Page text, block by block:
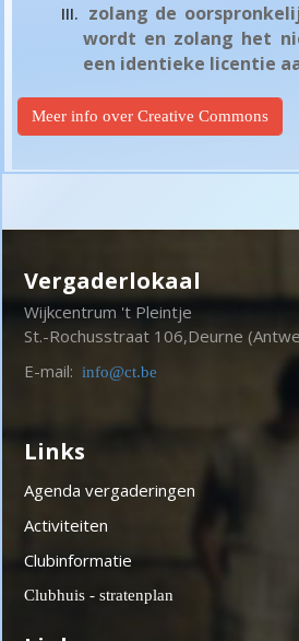
zolang de
wordt en zolang het
een identieke licentie
Meer info over Creative Commons
Vergaderlokaal
Wijkcentrum 't Pleintje
St.-Rochusstraat 106,Deurne
E-mail: info@ct.be
Links
Agenda vergaderingen
Activiteiten
Clubinformatie
Clubhuis - stratenplan